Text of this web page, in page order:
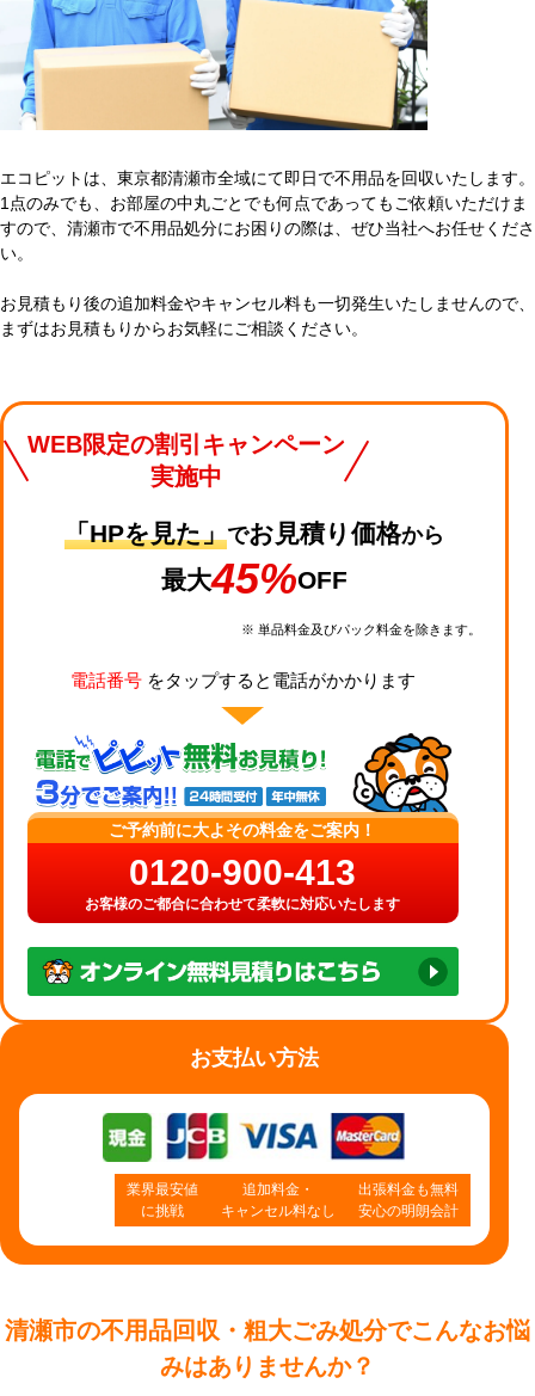
エコピットは、東京都清瀬市全域にて即日で不用品を回収いたします。
1点のみでも、お部屋の中丸ごとでも何点であってもご依頼いただけま
すので、清瀬市で不用品処分にお困りの際は、ぜひ当社へお任せくださ
い。
お見積もり後の追加料金やキャンセル料も一切発生いたしませんので、
まずはお見積もりからお気軽にご相談ください。
WEB限定の割引キャンペーン
実施中
「HPを見た」でお見積り価格から
最大45%OFF
※ 単品料金及びパック料金を除きます。
電話番号をタップすると電話がかかります
ご予約前に大よその料金をご案内！
0120-900-413
お客様のご都合に合わせて柔軟に対応いたします
お支払い方法
業界最安値
に挑戦
追加料金・
キャンセル料なし
出張料金も無料
安心の明朗会計
清瀬市の不用品回収・粗大ごみ処分でこんなお悩
みはありませんか？